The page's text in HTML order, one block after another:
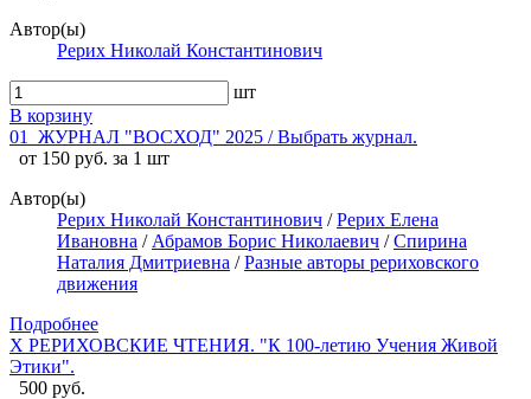
Автор(ы)
Рерих Николай Константинович
шт
В корзину
01_ЖУРНАЛ "ВОСХОД" 2025 / Выбрать журнал.
от 150 руб. за 1 шт
Автор(ы)
Рерих Николай Константинович /Рерих Елена
Ивановна / Абрамов Борис Николаевич /Спирина
Наталия Дмитриевна /Разные авторы рериховского
движения
Подробнее
X РЕРИХОВСКИЕ ЧТЕНИЯ. "К 100-летию Учения Живой
Этики".
500 руб.